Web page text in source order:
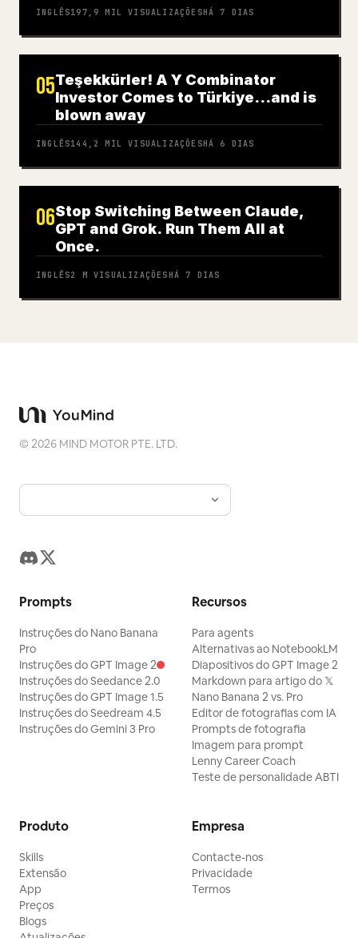
INGLÊS197,9 MIL VISUALIZAÇÕESHÁ 7 DIAS
05Teşekkürler! A Y Combinator
Investor Comes to Türkiye…and is
blown away
INGLÊS144,2 MIL VISUALIZAÇÕESHÁ 6 DIAS
06Stop Switching Between Claude,
GPT and Grok. Run Them All at
Once.
INGLÊS2 M VISUALIZAÇÕESHÁ 7 DIAS
©2026 MIND MOTOR PTE. LTD.
Prompts
Instruções do Nano Banana
Pro
Instruções do GPT Image 2
Instruções do Seedance 2.0
Instruções do GPT Image 1.5
Instruções do Seedream 4.5
Instruções do Gemini 3 Pro
Recursos
Para agents
Alternativas ao NotebookLM
Diapositivos do GPT Image 2
Markdown para artigo do 𝕏
Nano Banana 2 vs. Pro
Editor de fotografias com IA
Prompts de fotografia
Imagem para prompt
Lenny Career Coach
Teste de personalidade ABTI
Produto
Skills
Extensão
App
Preços
Blogs
Empresa
Contacte-nos
Privacidade
Termos